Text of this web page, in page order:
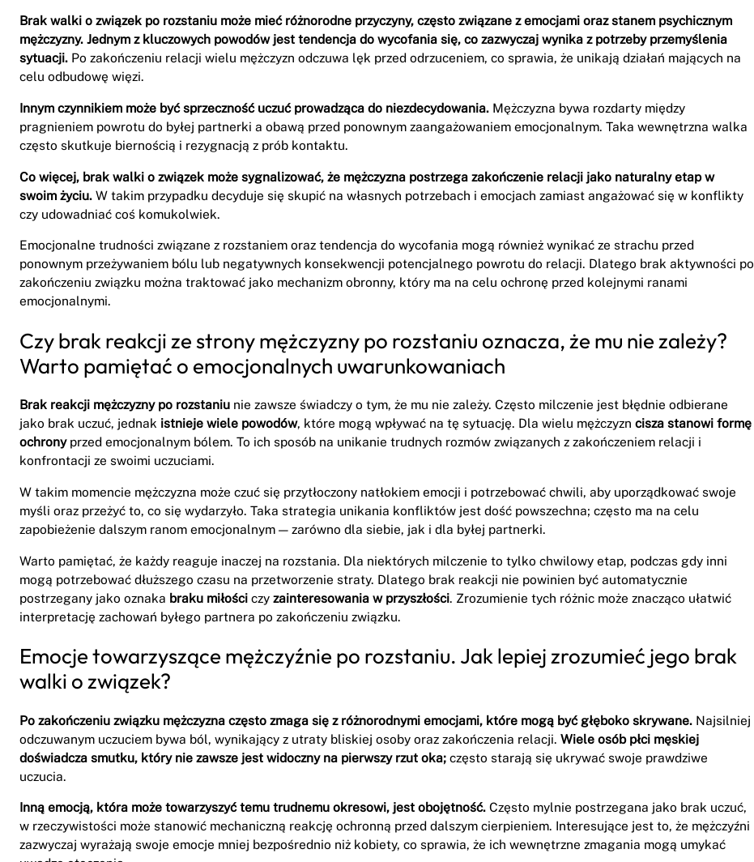
Brak walki o związek po rozstaniu może mieć różnorodne przyczyny, często związane z emocjami oraz stanem psychicznym
mężczyzny. Jednym z kluczowych powodów jest tendencja do wycofania się, co zazwyczaj wynika z potrzeby przemyślenia
sytuacji. Po zakończeniu relacji wielu mężczyzn odczuwa lęk przed odrzuceniem, co sprawia, że unikają działań mających na
celu odbudowę więzi.
Innym czynnikiem może być sprzeczność uczuć prowadząca do niezdecydowania. Mężczyzna bywa rozdarty między
pragnieniem powrotu do byłej partnerki a obawą przed ponownym zaangażowaniem emocjonalnym. Taka wewnętrzna walka
często skutkuje biernością i rezygnacją z prób kontaktu.
Co więcej, brak walki o związek może sygnalizować, że mężczyzna postrzega zakończenie relacji jako naturalny etap w
swoim życiu. W takim przypadku decyduje się skupić na własnych potrzebach i emocjach zamiast angażować się w konflikty
czy udowadniać coś komukolwiek.
Emocjonalne trudności związane z rozstaniem oraz tendencja do wycofania mogą również wynikać ze strachu przed
ponownym przeżywaniem bólu lub negatywnych konsekwencji potencjalnego powrotu do relacji. Dlatego brak aktywności po
zakończeniu związku można traktować jako mechanizm obronny, który ma na celu ochronę przed kolejnymi ranami
emocjonalnymi.
Czy brak reakcji ze strony mężczyzny po rozstaniu oznacza, że mu nie zależy?
Warto pamiętać o emocjonalnych uwarunkowaniach
Brak reakcji mężczyzny po rozstaniu nie zawsze świadczy o tym, że mu nie zależy. Często milczenie jest błędnie odbierane
jako brak uczuć, jednak istnieje wiele powodów, które mogą wpływać na tę sytuację. Dla wielu mężczyzn cisza stanowi formę
ochronyprzed emocjonalnym bólem. To ich sposób na unikanie trudnych rozmów związanych z zakończeniem relacji i
konfrontacji ze swoimi uczuciami.
W takim momencie mężczyzna może czuć się przytłoczony natłokiem emocji i potrzebować chwili, aby uporządkować swoje
myśli oraz przeżyć to, co się wydarzyło. Taka strategia unikania konfliktów jest dość powszechna; często ma na celu
zapobieżenie dalszym ranom emocjonalnym — zarówno dla siebie, jak i dla byłej partnerki.
Warto pamiętać, że każdy reaguje inaczej na rozstania. Dla niektórych milczenie to tylko chwilowy etap, podczas gdy inni
mogą potrzebować dłuższego czasu na przetworzenie straty. Dlatego brak reakcji nie powinien być automatycznie
postrzegany jako oznaka braku miłości czy zainteresowania w przyszłości. Zrozumienie tych różnic może znacząco ułatwić
interpretację zachowań byłego partnera po zakończeniu związku.
Emocje towarzyszące mężczyźnie po rozstaniu. Jak lepiej zrozumieć jego brak
walki o związek?
Po zakończeniu związku mężczyzna często zmaga się z różnorodnymi emocjami, które mogą być głęboko skrywane. Najsilniej
odczuwanym uczuciem bywa ból, wynikający z utraty bliskiej osoby oraz zakończenia relacji. Wiele osób płci męskiej
doświadcza smutku, który nie zawsze jest widoczny na pierwszy rzut oka; często starają się ukrywać swoje prawdziwe
uczucia.
Inną emocją, która może towarzyszyć temu trudnemu okresowi, jest obojętność. Często mylnie postrzegana jako brak uczuć,
w rzeczywistości może stanowić mechaniczną reakcję ochronną przed dalszym cierpieniem. Interesujące jest to, że mężczyźni
zazwyczaj wyrażają swoje emocje mniej bezpośrednio niż kobiety, co sprawia, że ich wewnętrzne zmagania mogą umykać